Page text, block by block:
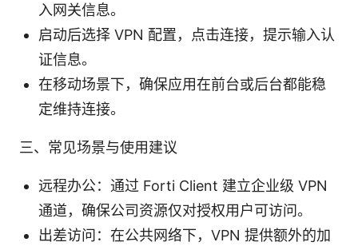
入网关信息。
启动后选择 VPN 配置，点击连接，提示输入认
证信息。
在移动场景下，确保应用在前台或后台都能稳
定维持连接。
三、常见场景与使用建议
远程办公：通过 Forti Client 建立企业级 VPN
通道，确保公司资源仅对授权用户可访问。
出差访问：在公共网络下，VPN 提供额外的加